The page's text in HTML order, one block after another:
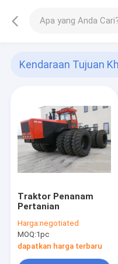
Kendaraan Tujuan
Traktor Penanam
Pertanian
Harga:negotiated
MOQ:1pc
dapatkan harga terbaru